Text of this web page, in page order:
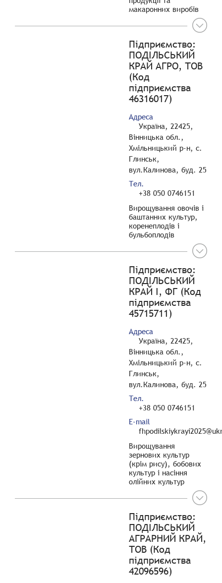
макаронних виробів
Підприємство:
ПОДІЛЬСЬКИЙ
КРАЙ АГРО, ТОВ
(Код
підприємства
46316017)
Адреса
Україна, 22425,
Вінницька обл.,
Хмільницький р-н, с.
Глинськ,
вул.Калинова, буд. 25
Тел.
+38 050 0746151
Вирощування овочів і
баштанних культур,
коренеплодів і
бульбоплодів
Підприємство:
ПОДІЛЬСЬКИЙ
КРАЙ І, ФГ (Код
підприємства
45715711)
Адреса
Україна, 22425,
Вінницька обл.,
Хмільницький р-н, с.
Глинськ,
вул.Калинова, буд. 25
Тел.
+38 050 0746151
E-mail
Вирощування
зернових культур
(крім рису), бобових
культур і насіння
олійних культур
Підприємство:
ПОДІЛЬСЬКИЙ
АГРАРНИЙ КРАЙ,
ТОВ (Код
підприємства
42096596)